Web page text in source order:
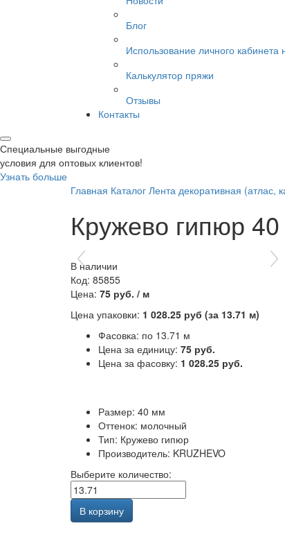
Блог
Использование личного кабинета
Калькулятор пряжи
Отзывы
Контакты
Специальные выгодные
условия для оптовых клиентов!
Узнать больше
Главная Каталог Лента декоративная (атлас,
Кружево гипюр
В наличии
Код: 85855
Цена: 75 руб. / м
Цена упаковки: 1 028.25 руб (за 13.71 м)
Фасовка: по 13.71 м
Цена за единицу: 75 руб.
Цена за фасовку: 1 028.25 руб.
Размер: 40 мм
Оттенок: молочный
Тип: Кружево гипюр
Производитель: KRUZHEVO
Выберите количество:
В корзину